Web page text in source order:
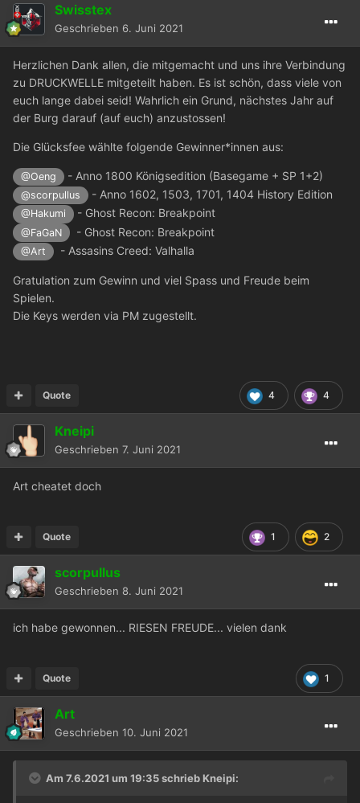
Swisstex
Geschrieben 6. Juni 2021
Herzlichen Dank allen, die mitgemacht und uns ihre Verbindung
zu DRUCKWELLE mitgeteilt haben. Es ist schön, dass viele von
euch lange dabei seid! Wahrlich ein Grund, nächstes Jahr auf
der Burg darauf (auf euch) anzustossen!
Die Glücksfee wählte folgende Gewinner*innen aus:
@Oeng - Anno 1800 Königsedition (Basegame + SP 1+2)
@scorpullus - Anno 1602, 1503, 1701, 1404 History Edition
@Hakumi - Ghost Recon: Breakpoint
@FaGaN - Ghost Recon: Breakpoint
@Art - Assasins Creed: Valhalla
Gratulation zum Gewinn und viel Spass und Freude beim
Spielen.
Die Keys werden via PM zugestellt.
4 4
Quote
Kneipi
Geschrieben 7. Juni 2021
Art cheatet doch
1 2
Quote
scorpullus
Geschrieben 8. Juni 2021
ich habe gewonnen... RIESEN FREUDE... vielen dank
1
Quote
Art
Geschrieben 10. Juni 2021
Am 7.6.2021 um 19:35 schriebKneipi: